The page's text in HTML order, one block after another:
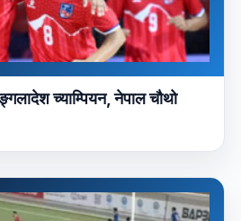
च्याम्पियन, नेपाल चौथो